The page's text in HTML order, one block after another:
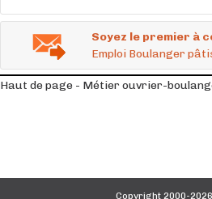
Soyez le premier à
Emploi Boulanger
Haut de page - Métier ouvrier-
Copyright 2000-